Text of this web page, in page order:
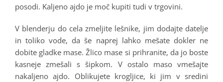
posodi. Kaljeno ajdo je moč kupiti tudi v trgovini.
V blenderju do cela zmeljite lešnike, jim dodajte datelje
in toliko vode, da še naprej lahko mešate dokler ne
dobite gladke mase. Žlico mase si prihranite, da jo boste
kasneje zmešali s šipkom. V ostalo maso vmešajte
nakaljeno ajdo. Oblikujete krogljice, ki jim v sredini